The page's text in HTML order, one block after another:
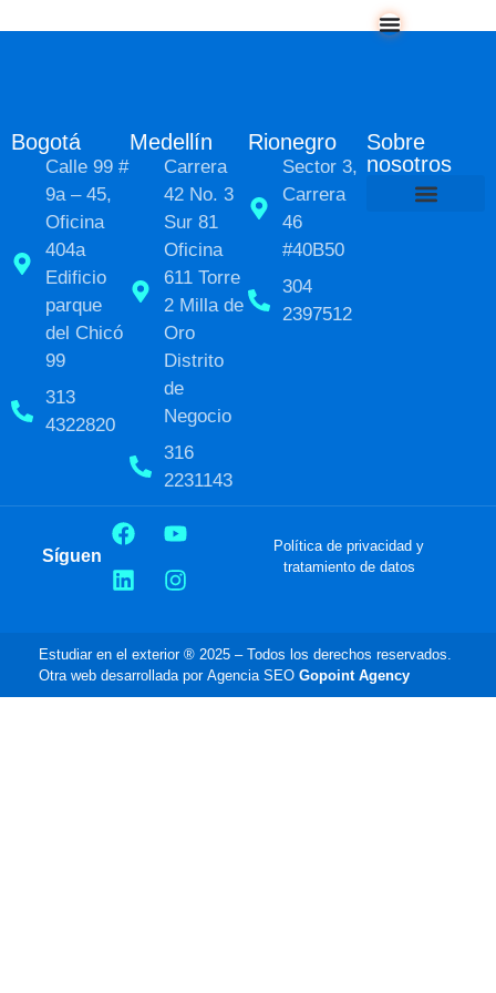
Bogotá
Calle 99 #
9a – 45,
Oficina
404a
Edificio
parque
del Chicó
99
313
4322820
Medellín
Carrera
42 No. 3
Sur 81
Oficina
611 Torre
2 Milla de
Oro
Distrito
de
Negocio
316
2231143
Rionegro
Sector 3,
Carrera
46
#40B50
304
2397512
Sobre
nosotros
Síguenos:
Política de privacidad y
tratamiento de datos
Estudiar en el exterior ® 2025 – Todos los derechos reservados.
Otra web desarrollada por Agencia SEO Gopoint Agency